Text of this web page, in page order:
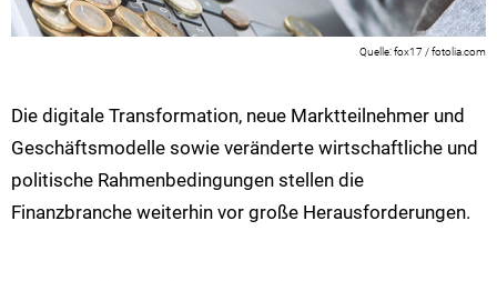
fox17 / fotolia.com
Die digitale Transformation, neue Marktteilnehmer und
Geschäftsmodelle sowie veränderte wirtschaftliche und
politische Rahmenbedingungen stellen die
Finanzbranche weiterhin vor große Herausforderungen.